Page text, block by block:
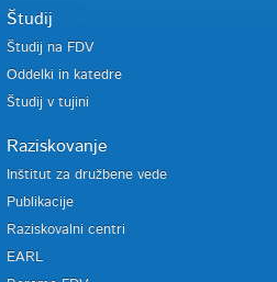
Študij
Študij na FDV
Oddelki in katedre
Študij v tujini
Raziskovanje
Inštitut za družbene vede
Publikacije
Raziskovalni centri
EARL